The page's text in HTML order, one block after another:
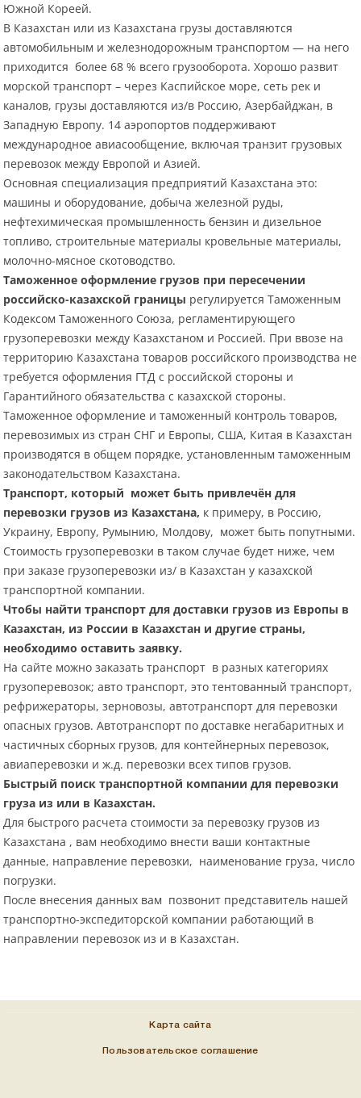
Южной Кореей.
В Казахстан или из Казахстана грузы доставляются
автомобильным и железнодорожным транспортом — на него
приходится более 68 % всего грузооборота. Хорошо развит
морской транспорт – через Каспийское море, сеть рек и
каналов, грузы доставляются из/в Россию, Азербайджан, в
Западную Европу. 14 аэропортов поддерживают
международное авиасообщение, включая транзит грузовых
перевозок между Европой и Азией.
Основная специализация предприятий Казахстана это:
машины и оборудование, добыча железной руды,
нефтехимическая промышленность бензин и дизельное
топливо, строительные материалы кровельные материалы,
молочно-мясное скотоводство.
Таможенное оформление грузов при пересечении
российско-казахской границы регулируется Таможенным
Кодексом Таможенного Союза, регламентирующего
грузоперевозки между Казахстаном и Россией. При ввозе на
территорию Казахстана товаров российского производства не
требуется оформления ГТД с российской стороны и
Гарантийного обязательства с казахской стороны.
Таможенное оформление и таможенный контроль товаров,
перевозимых из стран СНГ и Европы, США, Китая в Казахстан
производятся в общем порядке, установленным таможенным
законодательством Казахстана.
Транспорт, который может быть привлечён для
перевозки грузов из Казахстана, к примеру, в Россию,
Украину, Европу, Румынию, Молдову, может быть попутными.
Стоимость грузоперевозки в таком случае будет ниже, чем
при заказе грузоперевозки из/ в Казахстан у казахской
транспортной компании.
Чтобы найти транспорт для доставки грузов из Европы в
Казахстан, из России в Казахстан и другие страны,
необходимо оставить заявку.
На сайте можно заказать транспорт в разных категориях
грузоперевозок; авто транспорт, это тентованный транспорт,
рефрижераторы, зерновозы, автотранспорт для перевозки
опасных грузов. Автотранспорт по доставке негабаритных и
частичных сборных грузов, для контейнерных перевозок,
авиаперевозки и ж.д. перевозки всех типов грузов.
Быстрый поиск транспортной компании для перевозки
груза из или в Казахстан.
Для быстрого расчета стоимости за перевозку грузов из
Казахстана , вам необходимо внести ваши контактные
данные, направление перевозки, наименование груза, число
погрузки.
После внесения данных вам позвонит представитель нашей
транспортно-экспедиторской компании работающий в
направлении перевозок из и в Казахстан.
Карта сайта
Пользовательское соглашение